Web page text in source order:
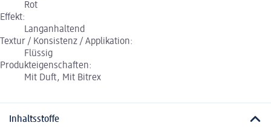
Rot
Effekt:
Langanhaltend
Textur / Konsistenz / Applikation:
Flüssig
Produkteigenschaften:
Mit Duft, Mit Bitrex
Inhaltsstoffe